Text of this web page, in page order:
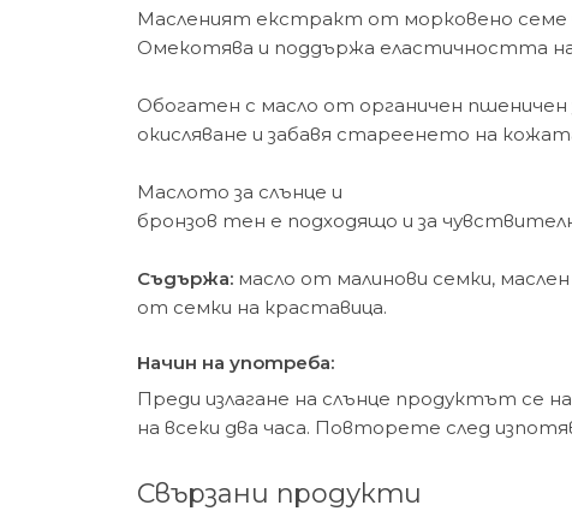
Масленият екстракт от морковено семе
Омекотява и поддържа еластичността на
Обогатен с масло от органичен
окисляване и забавя стареенето на
Маслото за слънце и
бронзов тен е подходящо и за
Съдържа: масло от малинови семки,
от семки на краставица.
Начин на употреба:
Преди излагане на слънце продуктът се
на всеки два часа. Повторете след
Свързани продукти